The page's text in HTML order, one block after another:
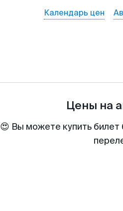
Календарь цен
Цены на
😍 Вы можете купить